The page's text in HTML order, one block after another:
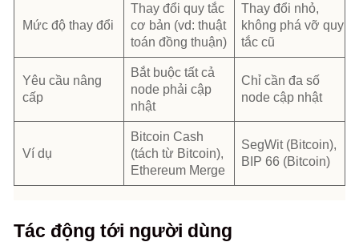
Mức độ thay đổi
Thay đổi quy tắc
cơ bản (vd: thuật
toán đồng thuận)
Thay đổi nhỏ,
không phá vỡ quy
tắc cũ
Yêu cầu nâng
cấp
Bắt buộc tất cả
node phải cập
nhật
Chỉ cần đa số
node cập nhật
Ví dụ
Bitcoin Cash
(tách từ Bitcoin),
Ethereum Merge
SegWit (Bitcoin),
BIP 66 (Bitcoin)
Tác động tới người dùng